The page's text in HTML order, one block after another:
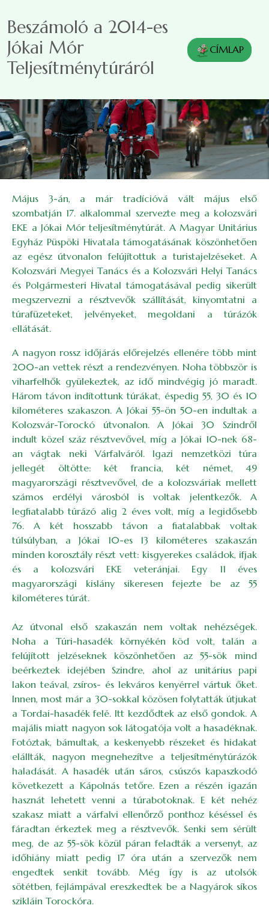
Beszámoló a 2014-es
Jókai Mór
Teljesítménytúráról
CÍMLAP
Május 3-án, a már tradícióvá vált május első
szombatján 17. alkalommal szervezte meg a kolozsvári
EKE a Jókai Mór teljesítménytúrát. A Magyar Unitárius
Egyház Püspöki Hivatala támogatásának köszönhetően
az egész útvonalon felújítottuk a turistajelzéseket. A
Kolozsvári Megyei Tanács és a Kolozsvári Helyi Tanács
és Polgármesteri Hivatal támogatásával pedig sikerült
megszervezni a résztvevők szállítását, kinyomtatni a
túrafüzeteket, jelvényeket, megoldani a túrázók
ellátását.
A nagyon rossz időjárás előrejelzés ellenére több mint
200-an vettek részt a rendezvényen. Noha többször is
viharfelhők gyülekeztek, az idő mindvégig jó maradt.
Három távon indítottunk túrákat, éspedig 55, 30 és 10
kilométeres szakaszon. A Jókai 55-ön 50-en indultak a
Kolozsvár-Torockó útvonalon. A Jókai 30 Szindről
indult közel száz résztvevővel, míg a Jókai 10-nek 68-
an vágtak neki Várfalváról. Igazi nemzetközi túra
jellegét öltötte: két francia, két német, 49
magyarországi résztvevővel, de a kolozsváriak mellett
számos erdélyi városból is voltak jelentkezők. A
legfiatalabb túrázó alig 2 éves volt, míg a legidősebb
76. A két hosszabb távon a fiatalabbak voltak
túlsúlyban, a Jókai 10-es 13 kilométeres szakaszán
minden korosztály részt vett: kisgyerekes családok, ifjak
és a kolozsvári EKE veteránjai. Egy 11 éves
magyarországi kislány sikeresen fejezte be az 55
kilométeres túrát.
Az útvonal első szakaszán nem voltak nehézségek.
Noha a Túri-hasadék környékén köd volt, talán a
felújított jelzéseknek köszönhetően az 55-sök mind
beérkeztek idejében Szindre, ahol az unitárius papi
lakon teával, zsíros- és lekváros kenyérrel vártuk őket.
Innen, most már a 30-sokkal közösen folytatták útjukat
a Tordai-hasadék felé. Itt kezdődtek az első gondok. A
majális miatt nagyon sok látogatója volt a hasadéknak.
Fotóztak, bámultak, a keskenyebb részeket és hidakat
elállták, nagyon megnehezítve a teljesítménytúrázók
haladását. A hasadék után sáros, csúszós kapaszkodó
következett a Kápolnás tetőre. Ezen a részén igazán
hasznát lehetett venni a túrabotoknak. E két nehéz
szakasz miatt a várfalvi ellenőrző ponthoz késéssel és
fáradtan érkeztek meg a résztvevők. Senki sem sérült
meg, de az 55-sök közül páran feladták a versenyt, az
időhiány miatt pedig 17 óra után a szervezők nem
engedtek senkit tovább. Még így is az utolsók
sötétben, fejlámpával ereszkedtek be a Nagyárok síkos
szikláin Torockóra.